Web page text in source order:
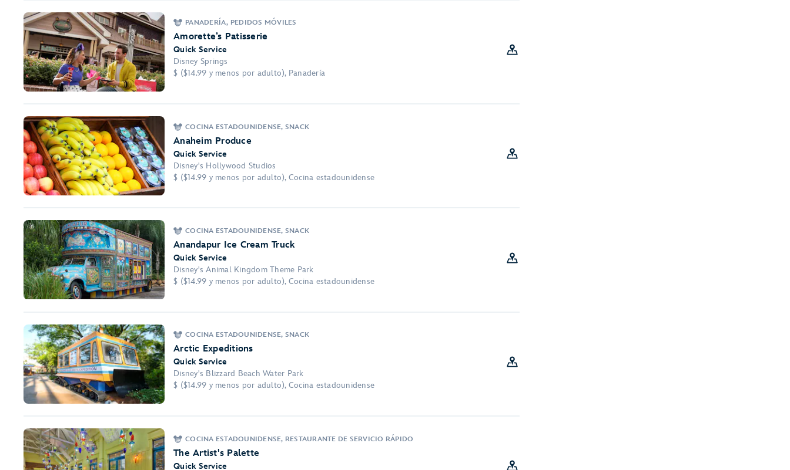
PANADERÍA, PEDIDOS MÓVILES
Amorette’s Patisserie
Quick Service
Disney Springs
$ ($14.99 y menos por adulto), Panadería
COCINA ESTADOUNIDENSE, SNACK
Anaheim Produce
Quick Service
Disney's Hollywood Studios
$ ($14.99 y menos por adulto), Cocina estadounidense
COCINA ESTADOUNIDENSE, SNACK
Anandapur Ice Cream Truck
Quick Service
Disney's Animal Kingdom Theme Park
$ ($14.99 y menos por adulto), Cocina estadounidense
COCINA ESTADOUNIDENSE, SNACK
Arctic Expeditions
Quick Service
Disney's Blizzard Beach Water Park
$ ($14.99 y menos por adulto), Cocina estadounidense
COCINA ESTADOUNIDENSE, RESTAURANTE DE SERVICIO RÁPIDO
The Artist's Palette
Quick Service